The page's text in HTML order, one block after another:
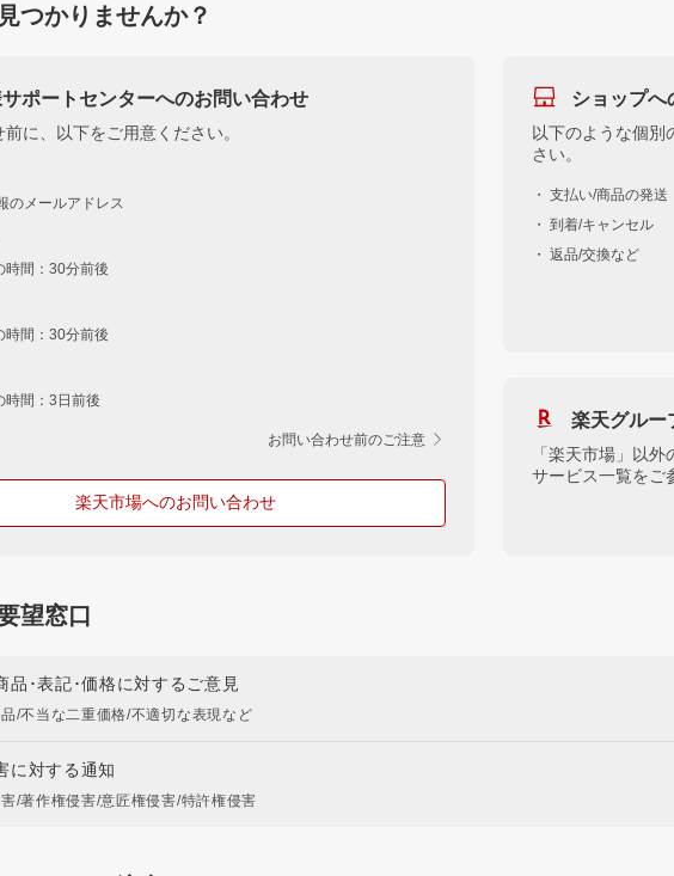
つかりませんか？
ポートセンターへのお問い合わせ
に、以下をご用意ください。
のメールアドレス
時間：30分前後
時間：30分前後
時間：3日前後
お問い合わせ前のご注意
楽天市場へのお問い合わせ
ショップへ
以下のような個別
さい。
・ 支払い/商品の発送
・ 到着/キャンセル
・ 返品/交換など
楽天グルー
「楽天市場」以
サービス一覧をご
望窓口
品･表記･価格に対するご意見
/不当な二重価格/不適切な表現など
に対する通知
/著作権侵害/意匠権侵害/特許権侵害